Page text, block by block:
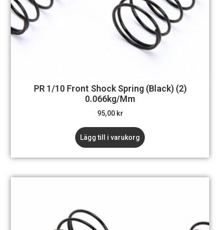
PR 1/10 Front Shock Spring (Black) (2)
0.066kg/mm
95,00 kr
Lägg till i varukorg